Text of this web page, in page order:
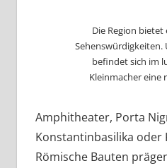
Die Region bietet
Sehenswürdigkeiten.
befindet sich im
Kleinmacher eine
Amphitheater, Porta
Konstantinbasilika oder
Römische Bauten